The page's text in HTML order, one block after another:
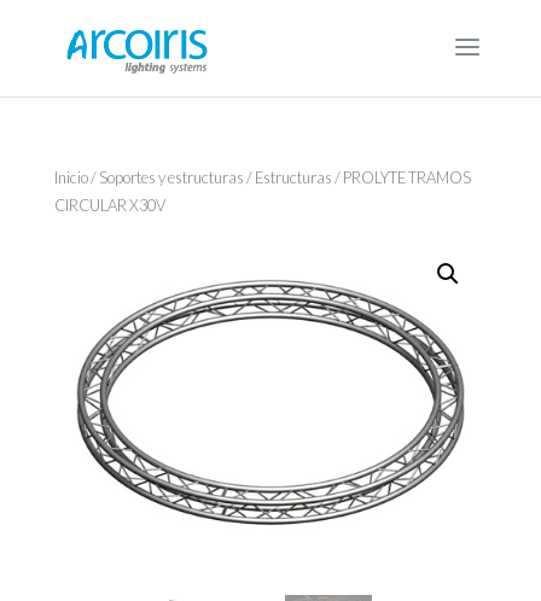
Inicio/Soportes y estructuras/Estructuras/ PROLYTE TRAMOS
CIRCULAR X30V